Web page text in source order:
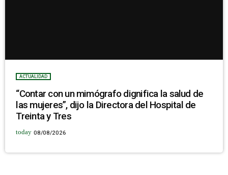
ACTUALIDAD
“Contar con un mimógrafo dignifica la salud de
las mujeres”, dijo la Directora del Hospital de
Treinta y Tres
today 08/08/2026